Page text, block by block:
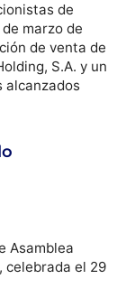
de
marzo de
de venta de
S.A. y un
alcanzados
Asamblea
celebrada el 29